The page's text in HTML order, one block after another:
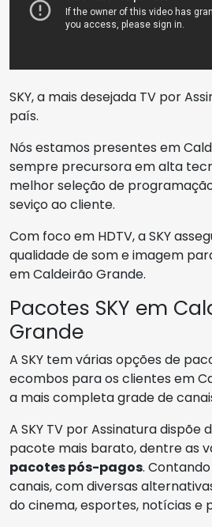
SKY, a mais desejada TV por
país.
Nós estamos presentes em
sempre precursora em alta
melhor seleção de
seviço ao cliente.
Com foco em HDTV, a SKY
qualidade de som e imagem
em Caldeirão Grande.
Pacotes SKY em
Grande
A SKY tem várias opções de
ecombos para os clientes em
a mais completa grade de
A SKY TV por Assinatura dispõe
pacote mais barato, dentre as
pacotes pós-pagos.
canais, com diversas
do cinema, esportes, notícias e